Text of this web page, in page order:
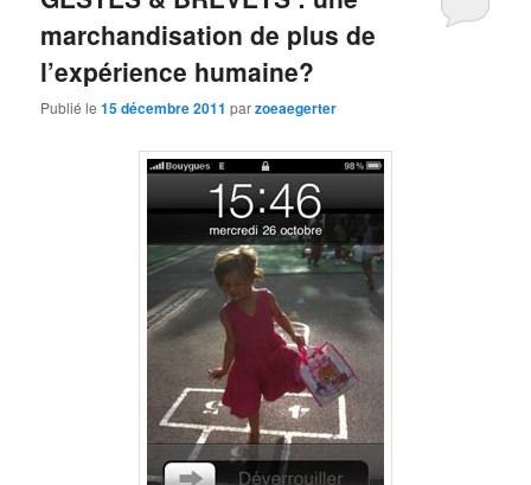
marchandisation de plus de
l’expérience humaine?
Publié le15 décembre 2011 parzoeaegerter